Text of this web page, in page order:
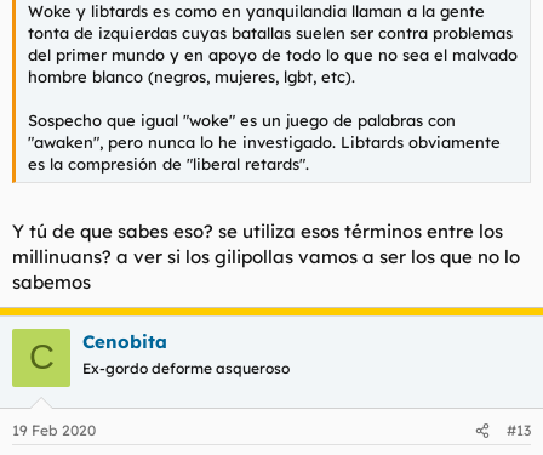
Woke y libtards es como en yanquilandia llaman a la gente
tonta de izquierdas cuyas batallas suelen ser contra problemas
del primer mundo y en apoyo de todo lo que no sea el malvado
hombre blanco (negros, mujeres, lgbt, etc).
Sospecho que igual "woke" es un juego de palabras con
"awaken", pero nunca lo he investigado. Libtards obviamente
es la compresión de "liberal retards".
Y tú de que sabes eso? se utiliza esos términos entre los
millinuans? a ver si los gilipollas vamos a ser los que no lo
sabemos
C Cenobita
Ex-gordo deforme asqueroso
19 Feb 2020 #13